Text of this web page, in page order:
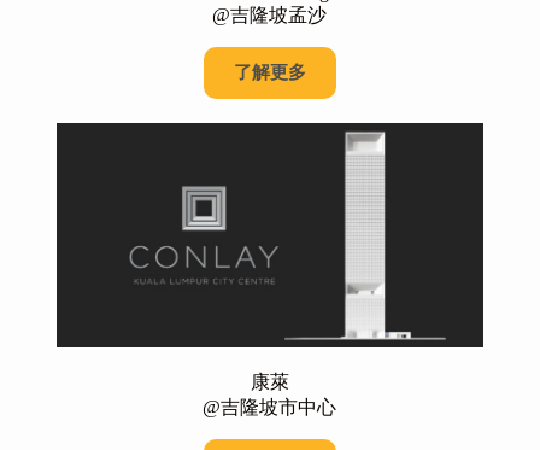
@吉隆坡孟沙
了解更多
康萊
@吉隆坡市中心